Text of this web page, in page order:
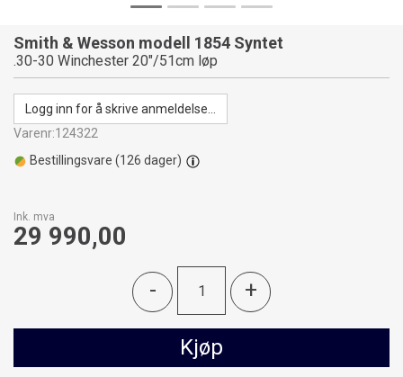
Smith & Wesson modell 1854 Syntet
.30-30 Winchester 20"/51cm løp
Logg inn for å skrive anmeldelse...
Varenr:124322
Ink. mva
29 990,00
- +
Kjøp
Bestillingsvare (126 dager)